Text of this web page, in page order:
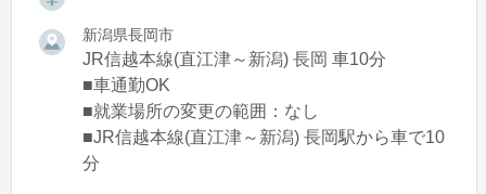
新潟県長岡市
JR信越本線(直江津～新潟) 長岡 車10分
■車通勤OK
■就業場所の変更の範囲：なし
■JR信越本線(直江津～新潟) 長岡駅から車で10
分